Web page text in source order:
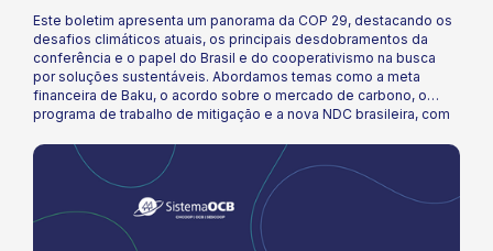
Este boletim apresenta um panorama da COP 29, destacando os
desafios climáticos atuais, os principais desdobramentos da
conferência e o papel do Brasil e do cooperativismo na busca
por soluções sustentáveis. Abordamos temas como a meta
financeira de Baku, o acordo sobre o mercado de carbono, o
programa de trabalho de mitigação e a nova NDC brasileira, com
combater o desmatamento, impulsionar a transição energética e
promover o desenvolvimento sustentável. Exploramos também o
papel do cooperativismo na COP 29, com exemplos de
iniciativas e projetos inovadores que contribuem para uma
economia mais verde e justa. Boa leitura!